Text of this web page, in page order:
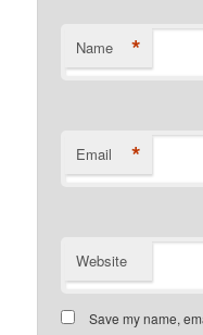
Name *
Email *
Website
Save my name,